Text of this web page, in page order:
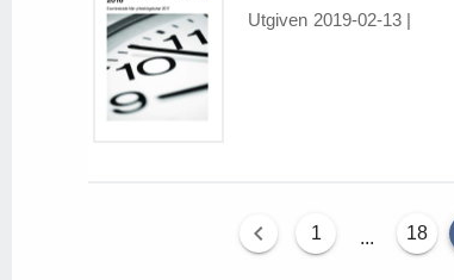
Utgiven 2019-02-13 |
1 ... 18